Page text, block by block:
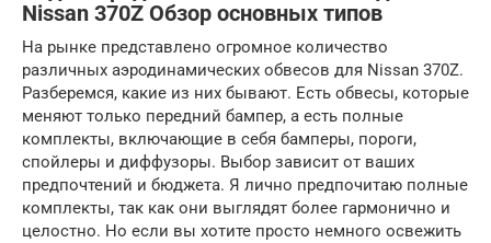
Nissan 370Z Обзор основных типов
На рынке представлено огромное количество
различных аэродинамических обвесов для Nissan 370Z.
Разберемся, какие из них бывают. Есть обвесы, которые
меняют только передний бампер, а есть полные
комплекты, включающие в себя бамперы, пороги,
спойлеры и диффузоры. Выбор зависит от ваших
предпочтений и бюджета. Я лично предпочитаю полные
комплекты, так как они выглядят более гармонично и
целостно. Но если вы хотите просто немного освежить